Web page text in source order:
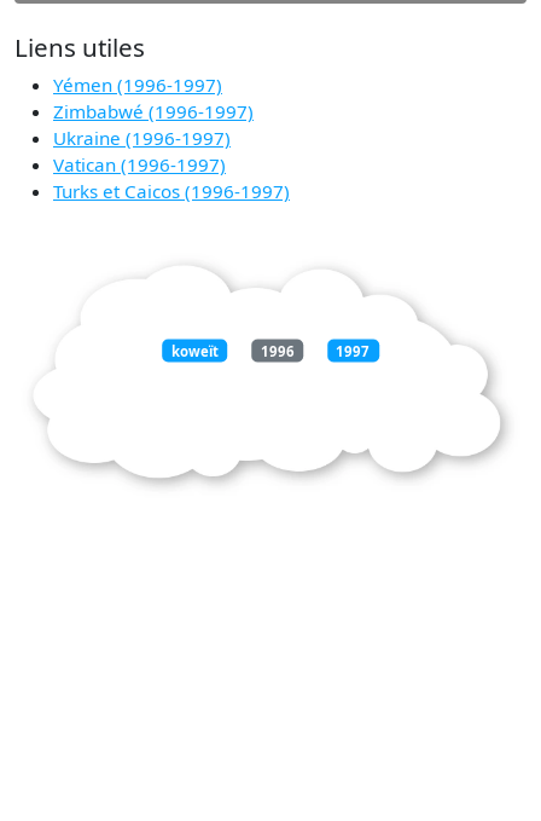
Liens utiles
Yémen (1996-1997)
Zimbabwé (1996-1997)
Ukraine (1996-1997)
Vatican (1996-1997)
Turks et Caicos (1996-1997)
koweït 1996 1997